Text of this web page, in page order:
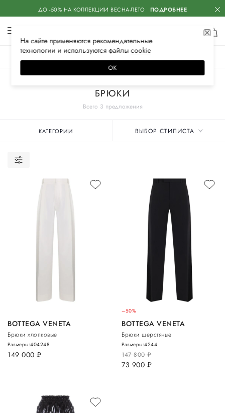
ДО -50% НА КОЛЛЕКЦИИ ВЕСНА-ЛЕТО ПОДРОБНЕЕ
Всего 3 предложения
БРЮКИ
КАТЕГОРИИ ВЫБОР СТИЛИСТА
BOTTEGA VENETA
Брюки хлопковые
149 000 руб.
Размеры:404248
–50%
BOTTEGA VENETA
Брюки шерстяные
147 800руб.
73 900 руб.
Размеры:4244
На сайте применяются рекомендательные
технологии и используются файлысооkiе
ОК